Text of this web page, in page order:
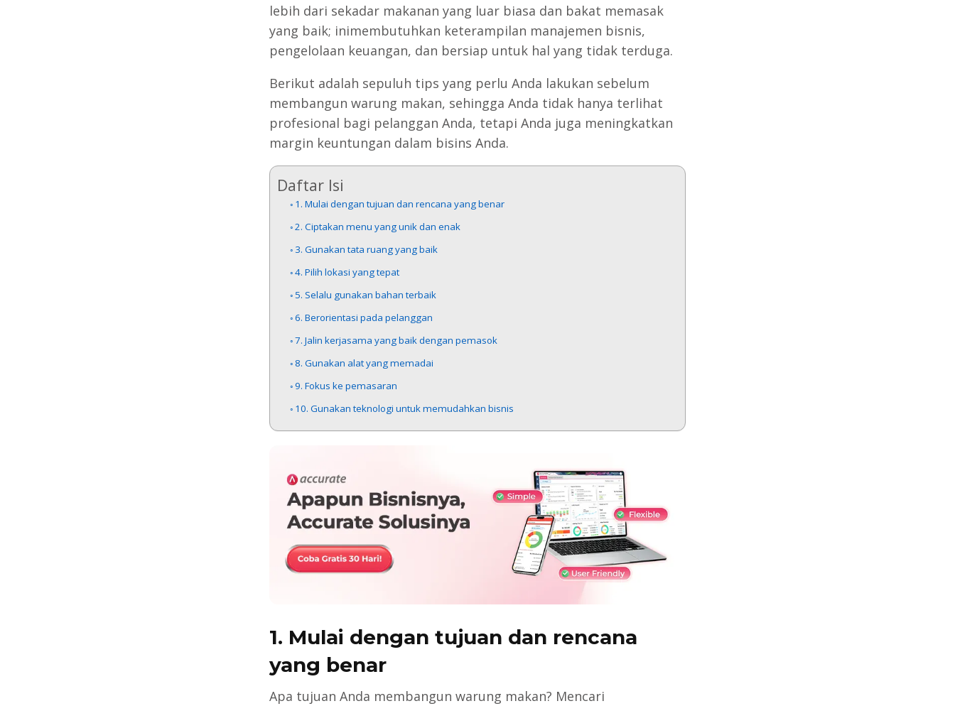
lebih dari sekadar makanan yang luar biasa dan bakat memasak
yang baik; inimembutuhkan keterampilan manajemen bisnis,
pengelolaan keuangan, dan bersiap untuk hal yang tidak terduga.
Berikut adalah sepuluh tips yang perlu Anda lakukan sebelum
membangun warung makan, sehingga Anda tidak hanya terlihat
profesional bagi pelanggan Anda, tetapi Anda juga meningkatkan
margin keuntungan dalam bisins Anda.
Daftar Isi
1. Mulai dengan tujuan dan rencana yang benar
2. Ciptakan menu yang unik dan enak
3. Gunakan tata ruang yang baik
4. Pilih lokasi yang tepat
5. Selalu gunakan bahan terbaik
6. Berorientasi pada pelanggan
7. Jalin kerjasama yang baik dengan pemasok
8. Gunakan alat yang memadai
9. Fokus ke pemasaran
10. Gunakan teknologi untuk memudahkan bisnis
1. Mulai dengan tujuan dan rencana
yang benar
Apa tujuan Anda membangun warung makan? Mencari